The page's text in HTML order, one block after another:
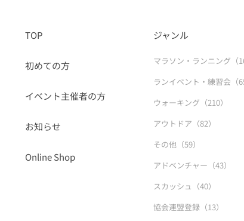
TOP
初めての方
イベント主催者の方
お知らせ
Online Shop
ジャンル
マラソン・ランニング（
ランイベント・練習会（
ウォーキング（210）
アウトドア（82）
その他（59）
アドベンチャー（43）
スカッシュ（40）
協会連盟登録（13）